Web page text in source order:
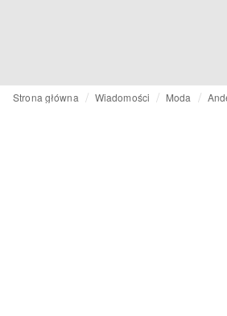
Strona główna Wiadomości Moda